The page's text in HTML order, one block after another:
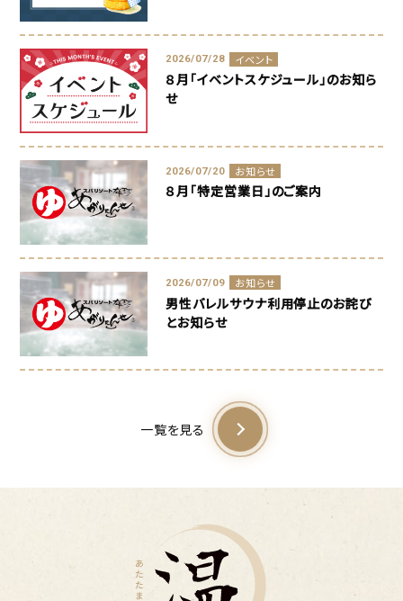
2026/07/28 イベント
８月「イベントスケジュール」のお知ら
せ
2026/07/20 お知らせ
８月「特定営業日」のご案内
2026/07/09 お知らせ
男性バレルサウナ利用停止のお詫び
とお知らせ
一覧を見る